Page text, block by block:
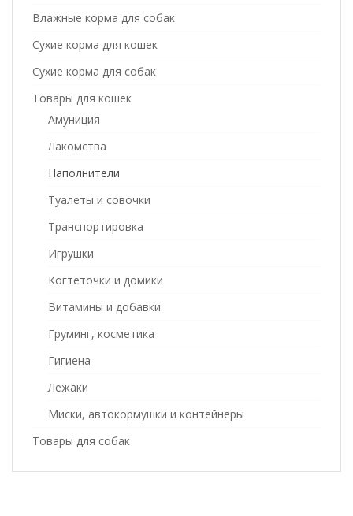
Влажные корма для собак
Сухие корма для кошек
Сухие корма для собак
Товары для кошек
Амуниция
Лакомства
Наполнители
Туалеты и совочки
Транспортировка
Игрушки
Когтеточки и домики
Витамины и добавки
Груминг, косметика
Гигиена
Лежаки
Миски, автокормушки и контейнеры
Товары для собак